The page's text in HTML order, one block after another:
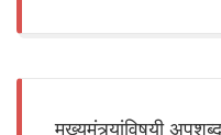
मुख्यमंत्र्यांविषयी